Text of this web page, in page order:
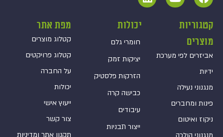
קטגוריות
מוצרים
אביזרים לפי מערכת
ידיות
מנגנוני נעילה
פינות ומחברים
ניקוז ואיטום
יכולות
חומרי גלם
יציקות זמק
הזרקות פלסטיק
כבישה קרה
עיבודים
ייצור תבניות
מפת אתר
קטלוג מוצרים
קטלוג פרויקטים
על החברה
יכולות
ייעוץ אישי
צור קשר
תקנון אתר ומדיניות